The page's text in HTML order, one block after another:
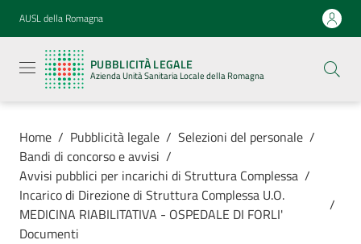
Vai al contenuto
Vai alla navigazione
Vai al footer
AUSL della Romagna
PUBBLICITÀ LEGALE
Azienda Unità Sanitaria Locale della Romagna
legale
Azienda
Unità
Locale della
Azienda
Home / Pubblicità legale / Selezioni del personale /
Bandi di concorso e avvisi /
Avvisi pubblici per incarichi di Struttura Complessa /
Incarico di Direzione di Struttura Complessa U.O.
MEDICINA RIABILITATIVA - OSPEDALE DI FORLI'
/
Documenti